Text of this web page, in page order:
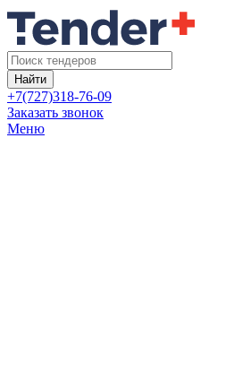
Найти
+7(727)318-76-09
Заказать звонок
Меню